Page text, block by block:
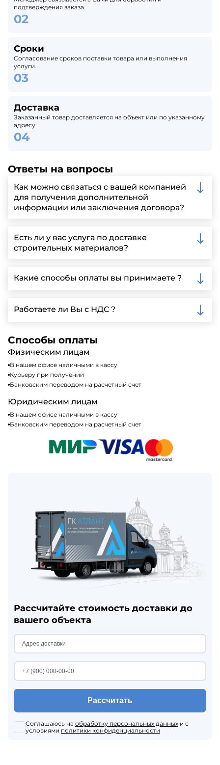
подтверждения заказа.
Сроки
Согласование сроков поставки товара или выполнения
услуги.
Доставка
Заказанный товар доставляется на объект или по указанному
адресу.
Ответы на вопросы
Как можно связаться с вашей компанией
для получения дополнительной
информации или заключения договора?
запрос через нашу официальную почту или
заполнить форму на нашем сайте для более
детальной информации и организации встречи.
Есть ли у вас услуга по доставке
строительных материалов?
Ленинградской области, у нас собственный
автопарк, для обеспечения быстрой и надежной
Какие способы оплаты вы принимаете ?
включая наличные, банковские переводы,
кредитные карты. Подробную информацию о
Работаете ли Вы с НДС ?
налогообложения, т.е с НДС 20%
Способы оплаты
Физическим лицам
В нашем офисе наличными в кассу
Курьеру при получении
Банковским переводом на расчетный счет
Юридическим лицам
В нашем офисе наличными в кассу
Банковским переводом на расчетный счет
Рассчитайте стоимость доставки до
вашего объекта
Рассчитать
Соглашаюсь на обработку персональных данных и с
условиями политики конфиденциальности